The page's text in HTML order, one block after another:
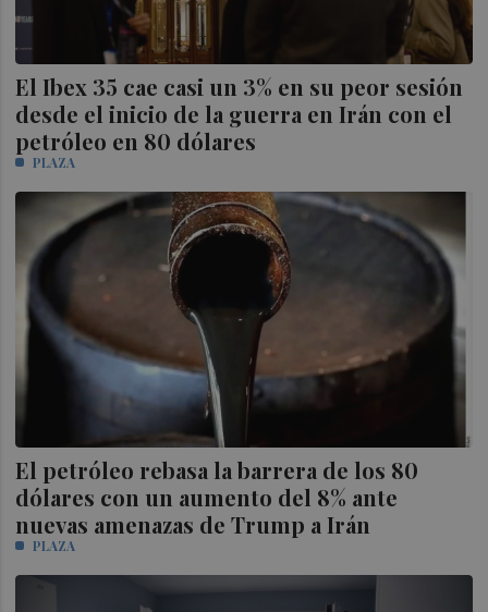
El Ibex 35 cae casi un 3% en su peor sesión
desde el inicio de la guerra en Irán con el
petróleo en 80 dólares
PLAZA
El petróleo rebasa la barrera de los 80
dólares con un aumento del 8% ante
nuevas amenazas de Trump a Irán
PLAZA